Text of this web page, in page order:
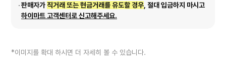
판매자가직거래 또는 현금거래를 유도할 경우 , 절대 입금하지 마시고
하이마트 고객센터로 신고해주세요.
*이미지를 확대 하시면 더 자세히 볼 수 있습니다.